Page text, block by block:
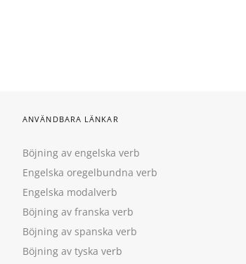
ANVÄNDBARA LÄNKAR
Böjning av engelska verb
Engelska oregelbundna verb
Engelska modalverb
Böjning av franska verb
Böjning av spanska verb
Böjning av tyska verb